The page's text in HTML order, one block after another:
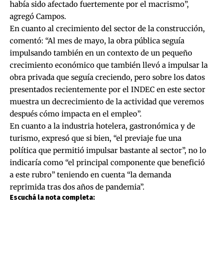
había sido afectado fuertemente por el macrismo”,
agregó Campos.
En cuanto al crecimiento del sector de la construcción,
comentó: “Al mes de mayo, la obra pública seguía
impulsando también en un contexto de un pequeño
crecimiento económico que también llevó a impulsar la
obra privada que seguía creciendo, pero sobre los datos
presentados recientemente por el INDEC en este sector
muestra un decrecimiento de la actividad que veremos
después cómo impacta en el empleo”.
En cuanto a la industria hotelera, gastronómica y de
turismo, expresó que si bien, “el previaje fue una
política que permitió impulsar bastante al sector”, no lo
indicaría como “el principal componente que benefició
a este rubro” teniendo en cuenta “la demanda
reprimida tras dos años de pandemia”.
Escuchá la nota completa: